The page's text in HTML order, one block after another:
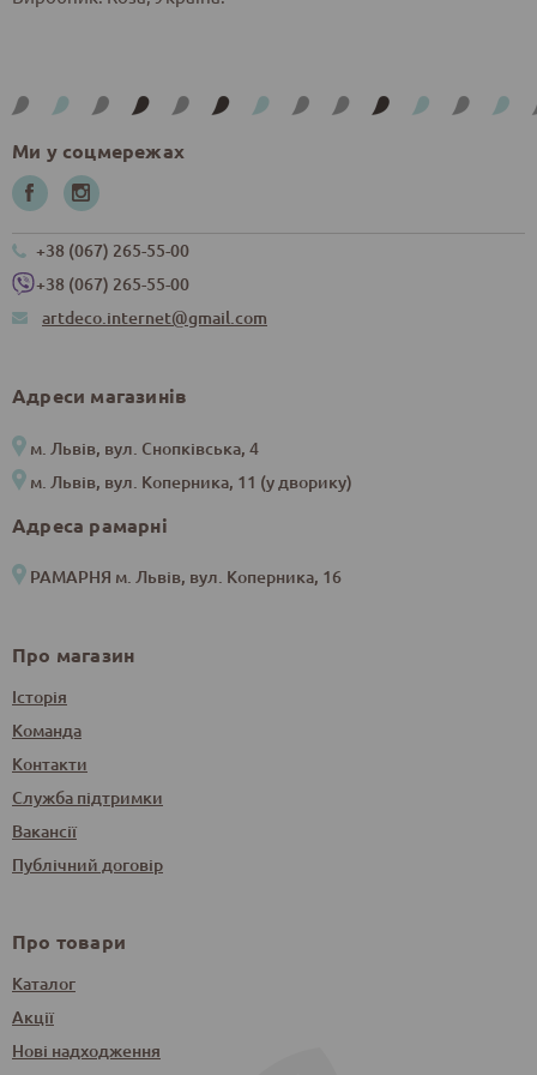
Ми у соцмережах
+38 (067) 265-55-00
+38 (067) 265-55-00
artdeco.internet@gmail.com
Адреси магазинів
м. Львів, вул. Снопківська, 4
м. Львів, вул. Коперника, 11 (у дворику)
Адреса рамарні
РАМАРНЯ м. Львів, вул. Коперника, 16
Про магазин
Історія
Команда
Контакти
Служба підтримки
Вакансії
Публічний договір
Про товари
Каталог
Акції
Нові надходження